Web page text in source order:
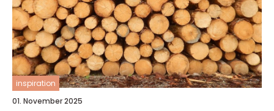
inspiration
01. November 2025